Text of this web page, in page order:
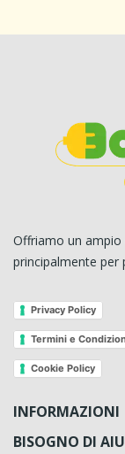
Offriamo un
principalmente per
Privacy Policy
Termini e
Cookie Policy
INFORMAZIONI
BISOGNO DI